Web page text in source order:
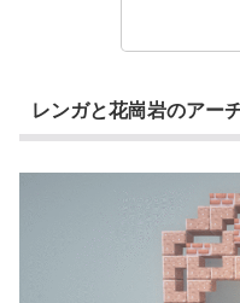
レンガと花崗岩のアー